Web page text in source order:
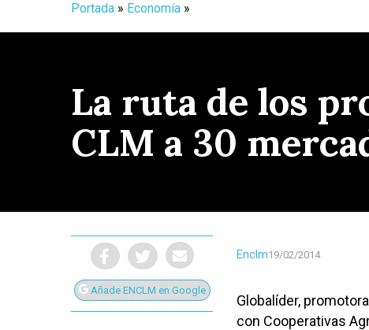
Portada » Economía »
La ruta de los
CLM a 30
Añade ENCLM en Google
Enclm19/02/2014
Globalíder,
con Cooperativas